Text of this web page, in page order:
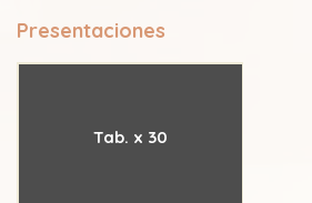
extracto de raíz Gentianae
Extracto Suave de Etanol
Presentaciones
Tab. x 30